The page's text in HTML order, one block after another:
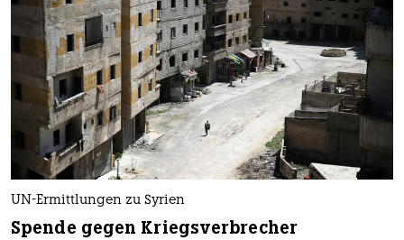
UN-Ermittlungen zu Syrien
Spende gegen Kriegsverbrecher